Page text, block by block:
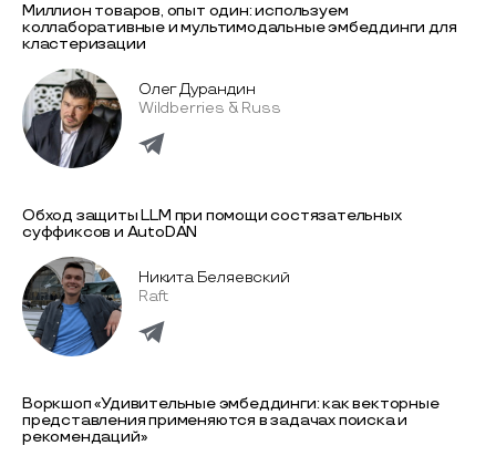
Миллион товаров, опыт один: используем
коллаборативные и мультимодальные эмбеддинги для
кластеризации
Олег Дурандин
Wildberries & Russ
Обход защиты LLM при помощи состязательных
суффиксов и AutoDAN
Никита Беляевский
Raft
Воркшоп «Удивительные эмбеддинги: как векторные
представления применяются в задачах поиска и
рекомендаций»